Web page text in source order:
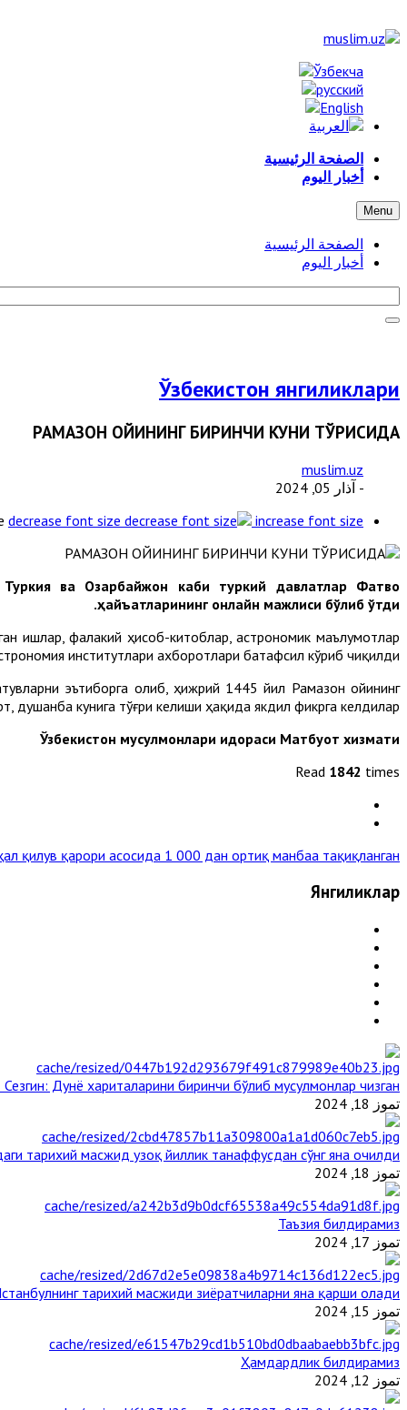
الصفحة الرئيسية
أخبار اليوم
Menu
الصفحة الرئيسية
أخبار اليوم
Ўзбекистон янгиликлари
РАМАЗОН ОЙИНИНГ БИРИНЧИ КУНИ ТЎҒРИСИДА
muslim.uz
- آذار 05, 2024
decrease font size increase font size
ва Озарбайжон каби туркий давлатлар Фатво
ҳайъатларининг онлайн мажлиси бўлиб ўтди.
ишлар, фалакий ҳисоб-китоблар, астрономик маълумотлар
институтлари ахборотлари батафсил кўриб чиқилди.
эътиборга олиб, ҳижрий 1445 йил Рамазон ойининг
душанба кунига тўғри келиши ҳақида якдил фикрга келдилар.
Ўзбекистон мусулмонлари идораси Матбуот хизмати
Read 1842 times
қилув қарори асосида 1 000 дан ортиқ манбаа тақиқланган »
Янгиликлар
Дунё хариталарини биринчи бўлиб мусулмонлар чизган
تموز 18, 2024
тарихий масжид узоқ йиллик танаффусдан сўнг яна очилди
تموز 18, 2024
Таъзия билдирамиз
تموز 17, 2024
тарихий масжиди зиёратчиларни яна қарши олади
تموز 15, 2024
Ҳамдардлик билдирамиз
تموز 12, 2024